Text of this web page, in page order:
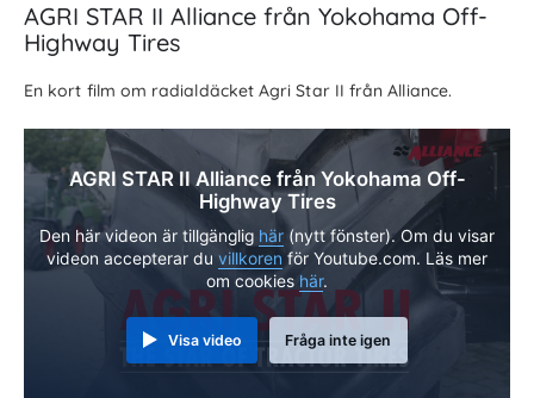
AGRI STAR II Alliance från Yokohama Off-
Highway Tires
En kort film om radialdäcket Agri Star II från Alliance.
AGRI STAR II Alliance från Yokohama Off-
Highway Tires
Den här videon är tillgänglig här (nytt fönster). Om du visar
videon accepterar du villkoren för Youtube.com. Läs mer
om cookies här.
Visa video Fråga inte igen